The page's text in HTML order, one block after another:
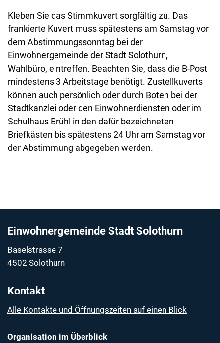
Kleben Sie das Stimmkuvert sorgfältig zu. Das
frankierte Kuvert muss spätestens am Samstag vor
dem Abstimmungssonntag bei der
Einwohnergemeinde der Stadt Solothurn,
Wahlbüro, eintreffen. Beachten Sie, dass die B-Post
mindestens 3 Arbeitstage benötigt. Zustellkuverts
können auch persönlich oder durch Boten bei der
Stadtkanzlei oder den Einwohnerdiensten oder im
Schulhaus Brühl in den dafür bezeichneten
Briefkästen bis spätestens 24 Uhr am Samstag vor
der Abstimmung abgegeben werden.
Einwohnergemeinde Stadt Solothurn
Baselstrasse 7
4502 Solothurn
Kontakt
Alle Kontakte und Öffnungszeiten auf einen Blick
Organisation im Überblick